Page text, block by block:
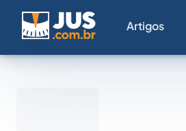
Artigos